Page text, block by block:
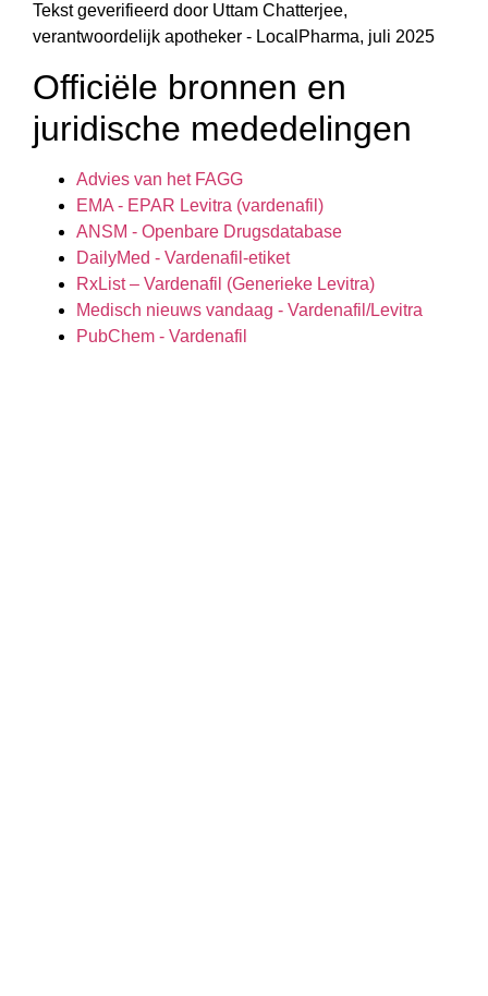
Tekst geverifieerd door Uttam Chatterjee,
verantwoordelijk apotheker - LocalPharma, juli 2025
Officiële bronnen en
juridische mededelingen
Advies van het FAGG
EMA - EPAR Levitra (vardenafil)
ANSM - Openbare Drugsdatabase
DailyMed - Vardenafil-etiket
RxList – Vardenafil (Generieke Levitra)
Medisch nieuws vandaag - Vardenafil/Levitra
PubChem - Vardenafil